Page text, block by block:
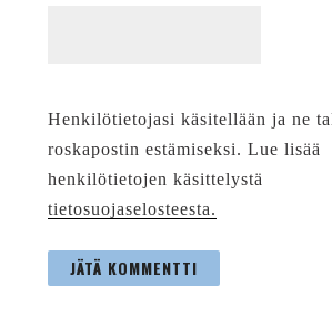
Henkilötietojasi käsitellään ja ne
roskapostin estämiseksi. Lue lisää
henkilötietojen käsittelystä
tietosuojaselosteesta.